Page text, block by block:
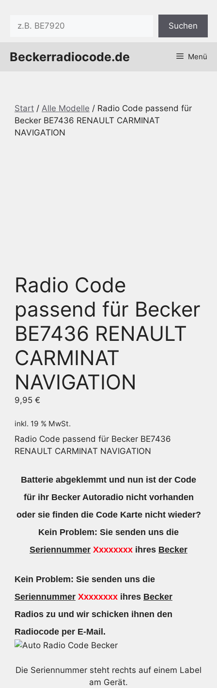
springen
Suchen
Beckerradiocode.de Menü
Start / Alle Modelle / Radio Code passend für
Becker BE7436 RENAULT CARMINAT
NAVIGATION
Radio Code
passend für Becker
BE7436 RENAULT
CARMINAT
NAVIGATION
9,95 €
inkl. 19 % MwSt.
Radio Code passend für Becker BE7436
RENAULT CARMINAT NAVIGATION
Batterie abgeklemmt und nun ist der Code
für ihr Becker Autoradio nicht vorhanden
oder sie finden die Code Karte nicht wieder?
Kein Problem: Sie senden uns die
Seriennummer Xxxxxxxx ihres Becker
Kein Problem: Sie senden uns die
Seriennummer Xxxxxxxx ihres Becker
Radios zu und wir schicken ihnen den
Radiocode per E-Mail.
Die Seriennummer steht rechts auf einem Label
am Gerät.